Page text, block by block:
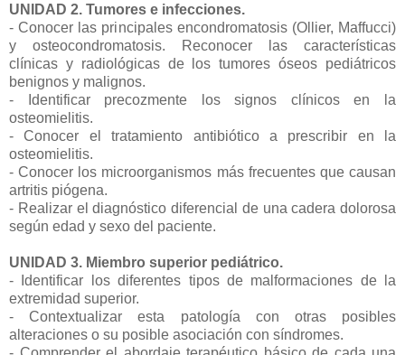
UNIDAD 2. Tumores e infecciones.
- Conocer las principales encondromatosis (Ollier, Maffucci)
y osteocondromatosis. Reconocer las características
clínicas y radiológicas de los tumores óseos pediátricos
benignos y malignos.
- Identificar precozmente los signos clínicos en la
osteomielitis.
- Conocer el tratamiento antibiótico a prescribir en la
osteomielitis.
- Conocer los microorganismos más frecuentes que causan
artritis piógena.
- Realizar el diagnóstico diferencial de una cadera dolorosa
según edad y sexo del paciente.
UNIDAD 3. Miembro superior pediátrico.
- Identificar los diferentes tipos de malformaciones de la
extremidad superior.
- Contextualizar esta patología con otras posibles
alteraciones o su posible asociación con síndromes.